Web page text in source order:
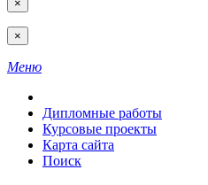
×
×
Меню
Дипломные работы
Курсовые проекты
Карта сайта
Поиск